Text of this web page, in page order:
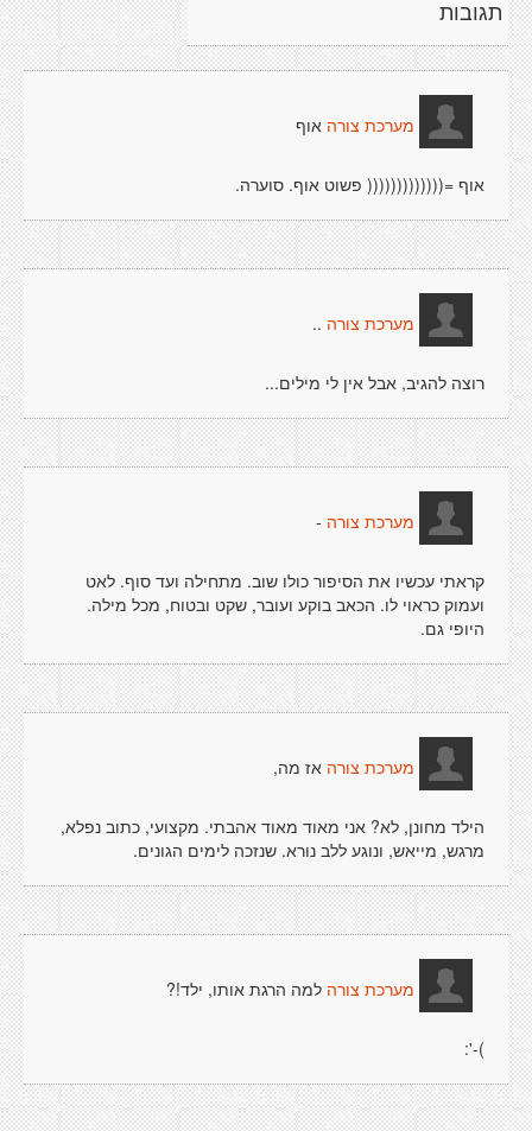
תגובות
מערכת צורה אוף
אוף =((((((((((((( פשוט אוף. סוערה.
מערכת צורה ..
רוצה להגיב, אבל אין לי מילים...
מערכת צורה -
קראתי עכשיו את הסיפור כולו שוב. מתחילה ועד סוף. לאט
ועמוק כראוי לו. הכאב בוקע ועובר, שקט ובטוח, מכל מילה.
היופי גם.
מערכת צורה אז מה,
הילד מחונן, לא? אני מאוד מאוד אהבתי. מקצועי, כתוב נפלא,
מרגש, מייאש, ונוגע ללב נורא. שנזכה לימים הגונים.
מערכת צורה למה הרגת אותו, ילד!?
)-':